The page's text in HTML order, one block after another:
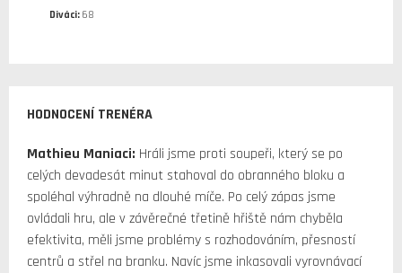
Diváci: 68
HODNOCENÍ TRENÉRA
Mathieu Maniaci: Hráli jsme proti soupeři, který se po
celých devadesát minut stahoval do obranného bloku a
spoléhal výhradně na dlouhé míče. Po celý zápas jsme
ovládali hru, ale v závěrečné třetině hřiště nám chyběla
efektivita, měli jsme problémy s rozhodováním, přesností
centrů a střel na branku. Navíc jsme inkasovali vyrovnávací